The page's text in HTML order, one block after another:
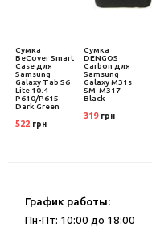
Сумка
BeCover Smart
Case для
Samsung
Galaxy Tab S6
Lite 10.4
P610/P615
Dark Green
522 грн
Сумка
DENGOS
Carbon для
Samsung
Galaxy M31s
SM-M317
Black
319 грн
График работы:
Пн-Пт: 10:00 до 18:00